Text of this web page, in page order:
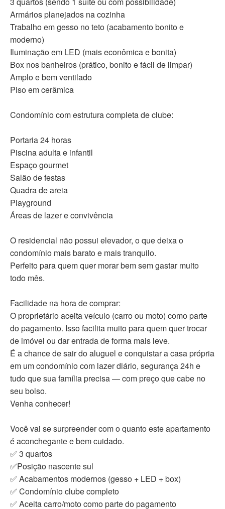
Armários planejados na cozinha
Trabalho em gesso no teto (acabamento bonito e
moderno)
Iluminação em LED (mais econômica e bonita)
Box nos banheiros (prático, bonito e fácil de limpar)
Amplo e bem ventilado
Piso em cerâmica
Condomínio com estrutura completa de clube:
Portaria 24 horas
Piscina adulta e infantil
Espaço gourmet
Salão de festas
Quadra de areia
Playground
Áreas de lazer e convivência
O residencial não possui elevador, o que deixa o
condomínio mais barato e mais tranquilo.
Perfeito para quem quer morar bem sem gastar muito
todo mês.
Facilidade na hora de comprar:
O proprietário aceita veículo (carro ou moto) como parte
do pagamento. Isso facilita muito para quem quer trocar
de imóvel ou dar entrada de forma mais leve.
É a chance de sair do aluguel e conquistar a casa própria
em um condomínio com lazer diário, segurança 24h e
tudo que sua família precisa — com preço que cabe no
seu bolso.
Venha conhecer!
Você vai se surpreender com o quanto este apartamento
é aconchegante e bem cuidado.
✅ 3 quartos
✅Posição nascente sul
✅ Acabamentos modernos (gesso + LED + box)
✅ Condomínio clube completo
✅ Aceita carro/moto como parte do pagamento